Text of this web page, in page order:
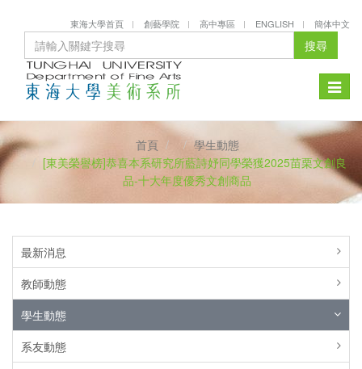
東海大學首頁 創藝學院 高中專區 ENGLISH 簡体中文
搜尋
Toggle
首頁
學生動態
[東美榮譽榜]恭喜本系研究所藍詩妤同學榮獲2025苗栗文創良
品-十大年度優秀文創商品
最新消息
教師動態
學生動態
系友動態